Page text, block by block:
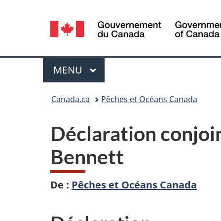
Sélection
de
la
langue
Menu
MENU PRINCIPAL
Canada.ca Pêches et Océans Canada
Déclaration
Bennett
De : Pêches et Océans Canada